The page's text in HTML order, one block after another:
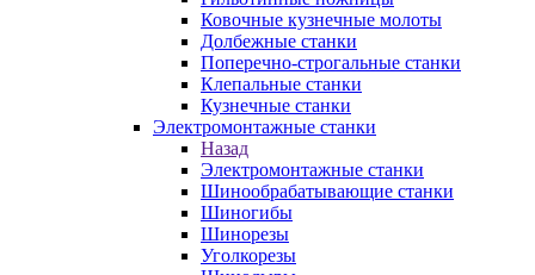
Ковочные кузнечные молоты
Долбежные станки
Поперечно-строгальные станки
Клепальные станки
Кузнечные станки
Электромонтажные станки
Назад
Электромонтажные станки
Шинообрабатывающие станки
Шиногибы
Шинорезы
Уголкорезы